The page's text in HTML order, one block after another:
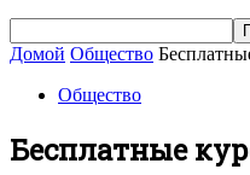
Домой Общество
Общество
Бесплатные